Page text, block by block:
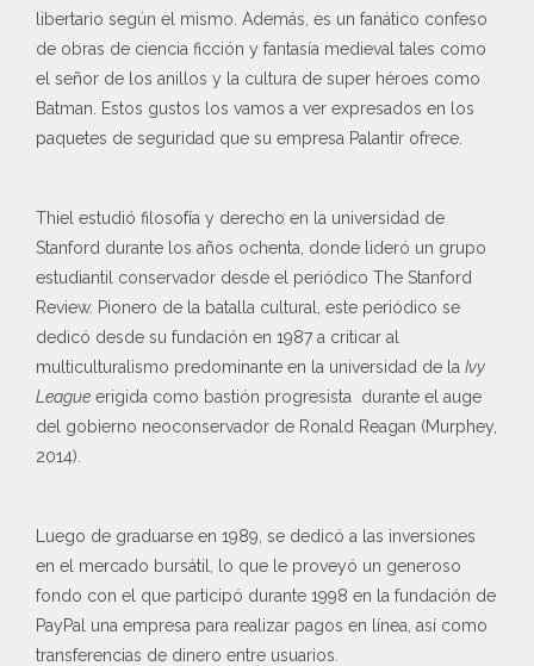
libertario según el mismo. Además, es un fanático confeso
de obras de ciencia ficción y fantasía medieval tales como
el señor de los anillos y la cultura de super héroes como
Batman. Estos gustos los vamos a ver expresados en los
paquetes de seguridad que su empresa Palantir ofrece.
Thiel estudió filosofía y derecho en la universidad de
Stanford durante los años ochenta, donde lideró un grupo
estudiantil conservador desde el periódico The Stanford
Review. Pionero de la batalla cultural, este periódico se
dedicó desde su fundación en 1987 a criticar al
multiculturalismo predominante en la universidad de la Ivy
League erigida como bastión progresista durante el auge
del gobierno neoconservador de Ronald Reagan (Murphey,
2014).
Luego de graduarse en 1989, se dedicó a las inversiones
en el mercado bursátil, lo que le proveyó un generoso
fondo con el que participó durante 1998 en la fundación de
PayPal una empresa para realizar pagos en línea, así como
transferencias de dinero entre usuarios.